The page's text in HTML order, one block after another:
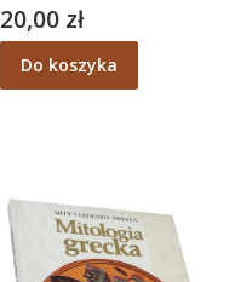
Cena
20,00 zł
Do koszyka